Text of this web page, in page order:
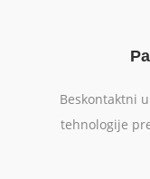
Beskontaktni
tehnologije